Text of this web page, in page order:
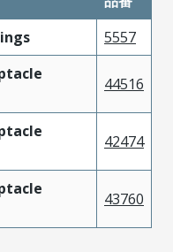
5557
44516
42474
43760